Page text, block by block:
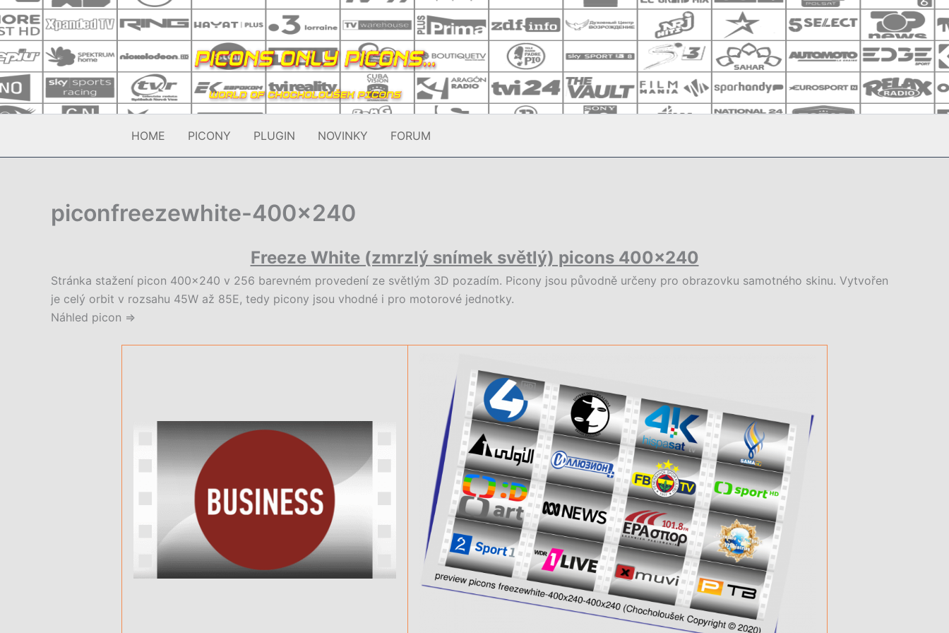
Přeskočit
na
obsah
HOME PICONY PLUGIN NOVINKY FORUM
piconfreezewhite-400×240
Freeze White (zmrzlý snímek světlý) picons 400×240
Stránka stažení picon 400×240 v 256 barevném provedení ze světlým 3D pozadím. Picony jsou původně určeny pro obrazovku samotného skinu. Vytvořen
je celý orbit v rozsahu 45W až 85E, tedy picony jsou vhodné i pro motorové jednotky.
Náhled picon =>